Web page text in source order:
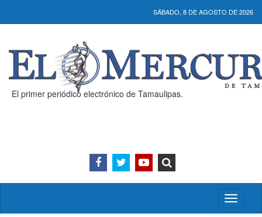
SÁBADO, 8 DE AGOSTO DE 2026
El primer periódico electrónico de Tamaulipas.
Activar/
menú